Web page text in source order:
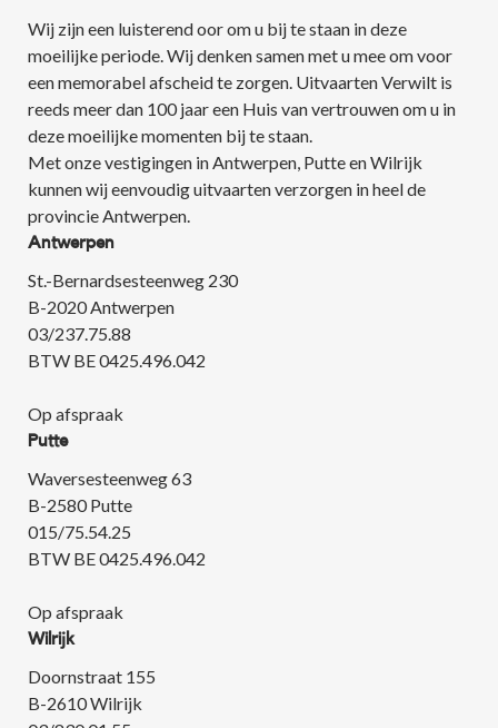
Wij zijn een luisterend oor om u bij te staan in deze
moeilijke periode. Wij denken samen met u mee om voor
een memorabel afscheid te zorgen. Uitvaarten Verwilt is
reeds meer dan 100 jaar een Huis van vertrouwen om u in
deze moeilijke momenten bij te staan.
Met onze vestigingen in Antwerpen, Putte en Wilrijk
kunnen wij eenvoudig uitvaarten verzorgen in heel de
provincie Antwerpen.
Antwerpen
St.-Bernardsesteenweg 230
B-2020 Antwerpen
03/237.75.88
BTW BE 0425.496.042
Op afspraak
Putte
Waversesteenweg 63
B-2580 Putte
015/75.54.25
BTW BE 0425.496.042
Op afspraak
Wilrijk
Doornstraat 155
B-2610 Wilrijk